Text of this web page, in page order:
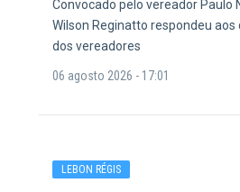
Convocado pelo vereador Paulo
Wilson Reginatto respondeu
dos vereadores
06 agosto 2026 - 17:01
LEBON RÉGIS